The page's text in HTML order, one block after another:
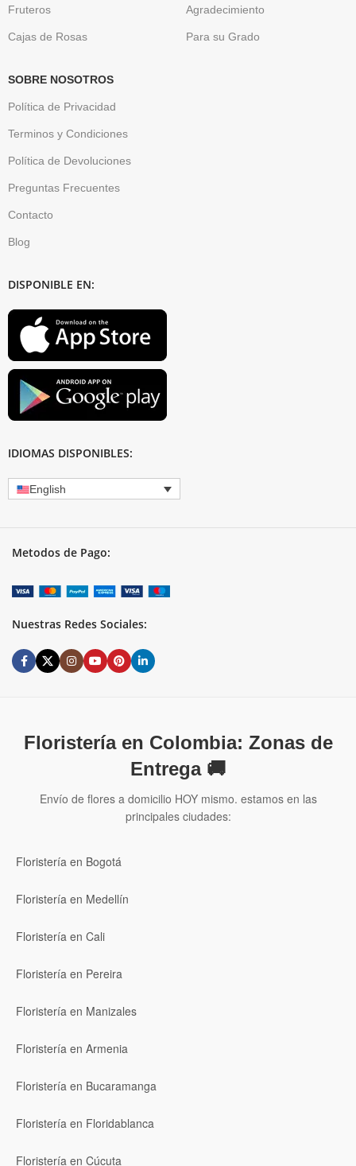
Fruteros
Cajas de Rosas
Agradecimiento
Para su Grado
SOBRE NOSOTROS
Política de Privacidad
Terminos y Condiciones
Política de Devoluciones
Preguntas Frecuentes
Contacto
Blog
DISPONIBLE EN:
IDIOMAS DISPONIBLES:
English
Metodos de Pago:
Nuestras Redes Sociales:
Floristería en Colombia: Zonas de
Entrega 🚚
Envío de flores a domicilio HOY mismo. estamos en las
principales ciudades:
Floristería en Bogotá
Floristería en Medellín
Floristería en Cali
Floristería en Pereira
Floristería en Manizales
Floristería en Armenia
Floristería en Bucaramanga
Floristería en Floridablanca
Floristería en Cúcuta